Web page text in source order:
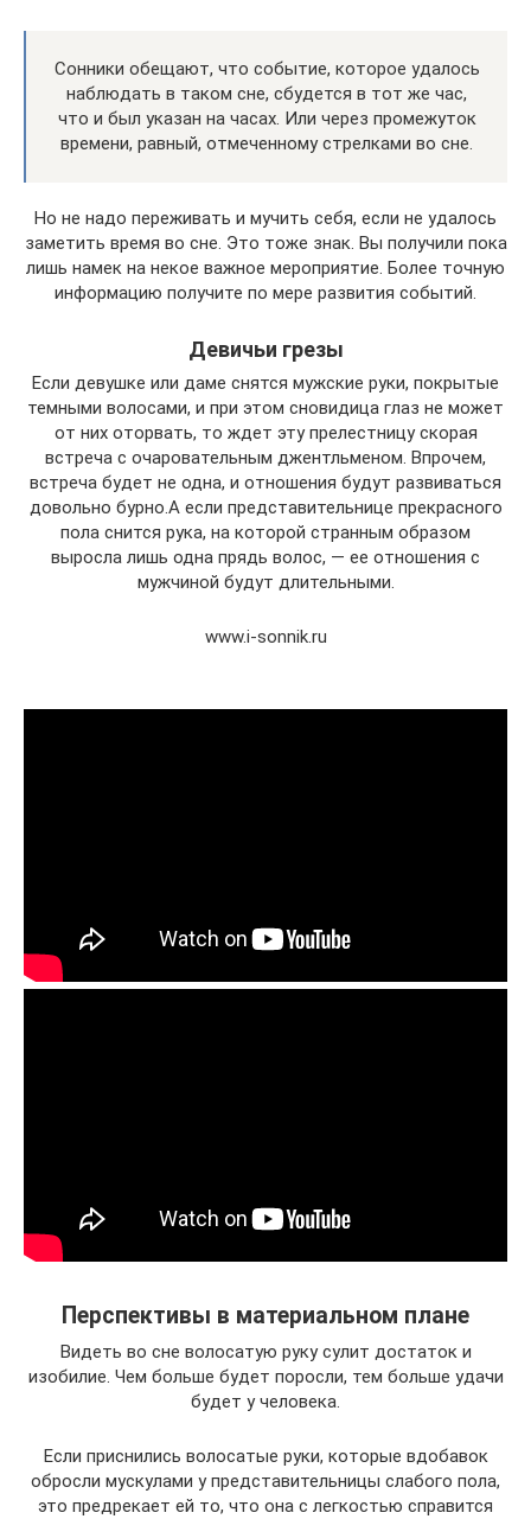
Сонники обещают, что событие, которое удалось
наблюдать в таком сне, сбудется в тот же час,
что и был указан на часах. Или через промежуток
времени, равный, отмеченному стрелками во сне.
Но не надо переживать и мучить себя, если не удалось
заметить время во сне. Это тоже знак. Вы получили пока
лишь намек на некое важное мероприятие. Более точную
информацию получите по мере развития событий.
Девичьи грезы
Если девушке или даме снятся мужские руки, покрытые
темными волосами, и при этом сновидица глаз не может
от них оторвать, то ждет эту прелестницу скорая
встреча с очаровательным джентльменом. Впрочем,
встреча будет не одна, и отношения будут развиваться
довольно бурно.А если представительнице прекрасного
пола снится рука, на которой странным образом
выросла лишь одна прядь волос, — ее отношения с
мужчиной будут длительными.
www.i-sonnik.ru
Перспективы в материальном плане
Видеть во сне волосатую руку сулит достаток и
изобилие. Чем больше будет поросли, тем больше удачи
будет у человека.
Если приснились волосатые руки, которые вдобавок
обросли мускулами у представительницы слабого пола,
это предрекает ей то, что она с легкостью справится